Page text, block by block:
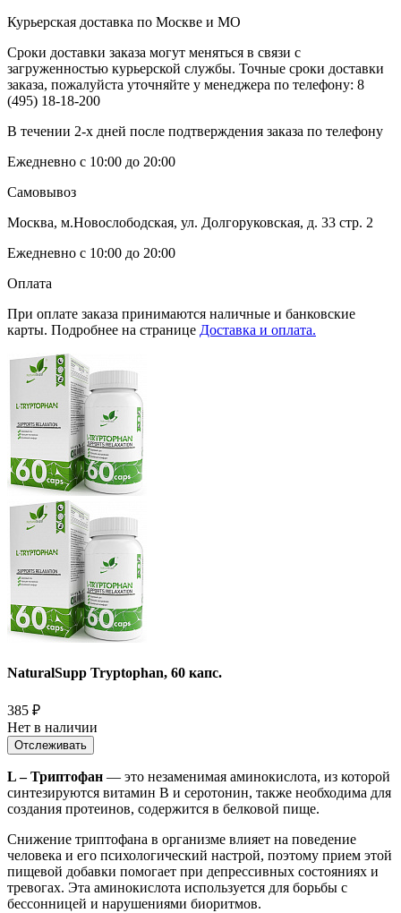
Курьерская доставка по Москве и МО
Сроки доставки заказа могут меняться в связи с
загруженностью курьерской службы. Точные сроки доставки
заказа, пожалуйста уточняйте у менеджера по телефону: 8
(495) 18-18-200
В течении 2-х дней после подтверждения заказа по телефону
Ежедневно с 10:00 до 20:00
Самовывоз
Москва, м.Новослободская, ул. Долгоруковская, д. 33 стр. 2
Ежедневно с 10:00 до 20:00
Оплата
При оплате заказа принимаются наличные и банковские
карты. Подробнее на странице Доставка и оплата.
NaturalSupp Tryptophan, 60 капс.
385 ₽
Нет в наличии
Отслеживать
L – Триптофан — это незаменимая аминокислота, из которой
синтезируются витамин В и серотонин, также необходима для
создания протеинов, содержится в белковой пище.
Снижение триптофана в организме влияет на поведение
человека и его психологический настрой, поэтому прием этой
пищевой добавки помогает при депрессивных состояниях и
тревогах. Эта аминокислота используется для борьбы с
бессонницей и нарушениями биоритмов.